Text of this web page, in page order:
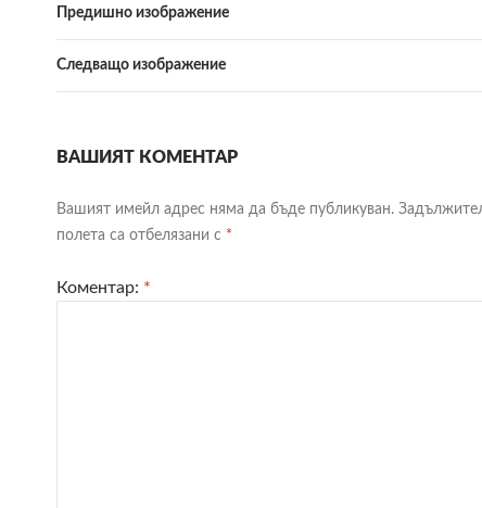
Предишно изображение
Следващо изображение
ВАШИЯТ КОМЕНТАР
Вашият имейл адрес няма да бъде публикуван.
полета са отбелязани с *
Коментар: *